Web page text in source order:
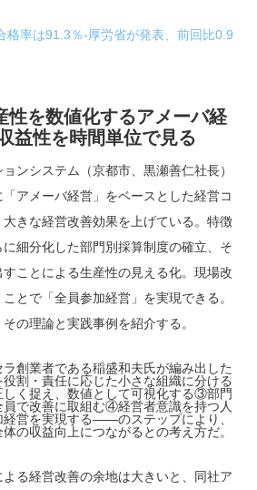
格率は91.3％-厚労省が発表、前回比0.9
性を数値化するアメーバ経
益性を時間単位で見る
ンシステム（京都市、黒瀬善仁社長）
アメーバ経営」をベースとした経営コ
きな経営改善効果を上げている。特徴
細分化した部門別採算制度の確立、そ
ことによる生産性の見える化。現場改
とで「全員参加経営」を実現できる。
の理論と実践事例を紹介する。
創業者である稲盛和夫氏が編み出した
割・責任に応じた小さな組織に分ける
く捉え、数値として可視化する③部門
で改善に取組む④経営者意識を持つ人
営を実現する――のステップにより、
の収益向上につながるとの考え方だ。
る経営改善の余地は大きいと、同社ア